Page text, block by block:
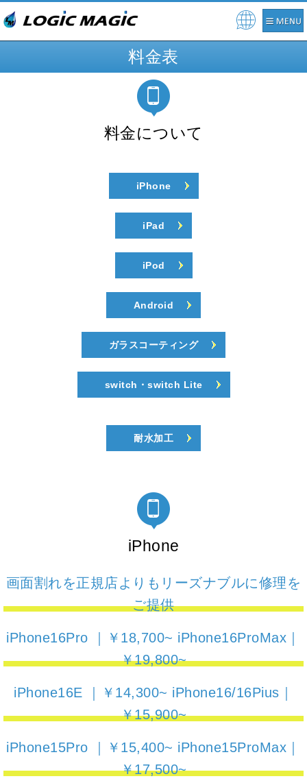
料金表
料金について
iPhone
iPad
iPod
Android
ガラスコーティング
switch・switch Lite
耐水加工
iPhone
画面割れを正規店よりもリーズナブルに修理を
ご提供
iPhone16Pro ｜￥18,700~ iPhone16ProMax｜
￥19,800~
iPhone16E ｜￥14,300~ iPhone16/16Pius｜
￥15,900~
iPhone15Pro ｜￥15,400~ iPhone15ProMax｜
￥17,500~